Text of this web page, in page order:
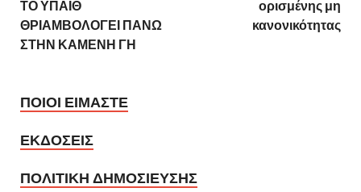
ΤΟ ΥΠΑΙΘ
ΘΡΙΑΜΒΟΛΟΓΕΙ ΠΑΝΩ
ΣΤΗΝ ΚΑΜΕΝΗ ΓΗ
ορισμένης μη
κανονικότητας
ΠΟΙΟΙ ΕΙΜΑΣΤΕ
ΕΚΔΟΣΕΙΣ
ΠΟΛΙΤΙΚΗ ΔΗΜΟΣΙΕΥΣΗΣ